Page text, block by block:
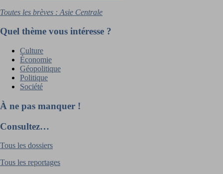
Toutes les brèves : Asie Centrale
Quel thème vous intéresse ?
Culture
Économie
Géopolitique
Politique
Société
À ne pas manquer !
Consultez…
Tous les dossiers
Tous les reportages